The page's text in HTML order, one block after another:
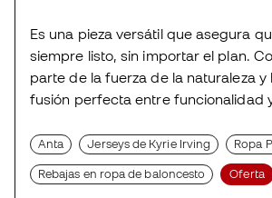
Es una pieza versátil que asegura
siempre listo, sin importar el plan.
parte de la fuerza de la naturaleza y
fusión perfecta entre funcionalidad
Anta Jerseys de Kyrie Irving Ropa
Rebajas en ropa de baloncesto Oferta